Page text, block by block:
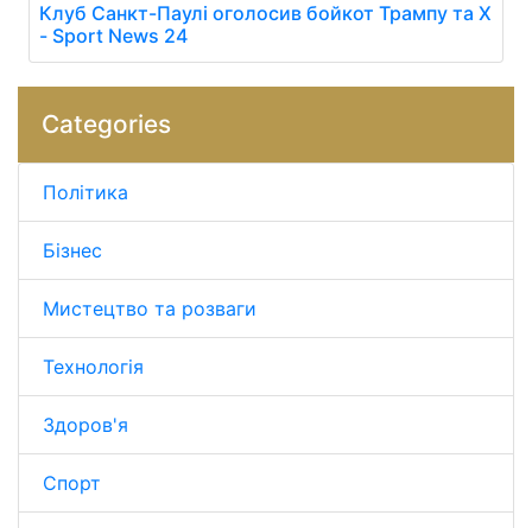
Клуб Санкт-Паулі оголосив бойкот Трампу та X
- Sport News 24
Categories
Політика
Бізнес
Мистецтво та розваги
Технологія
Здоров'я
Спорт